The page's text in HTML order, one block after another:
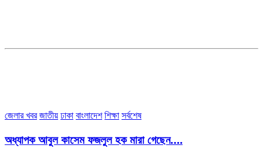
জেলার খবর জাতীয় ঢাকা বাংলাদেশ শিক্ষা সর্বশেষ
অধ্যাপক আবুল কাসেম ফজলুল হক মারা গেছেন….